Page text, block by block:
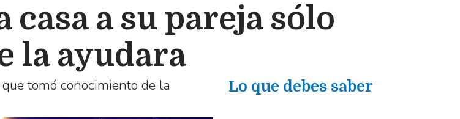
casa a su pareja sólo
la ayudara
tomó conocimiento de la
Lo que debes saber